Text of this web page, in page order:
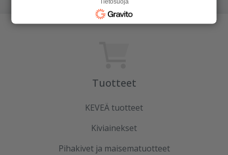
Tuotteet
KEVEÄ tuotteet
Kiviainekset
Pihakivet ja maisematuotteet